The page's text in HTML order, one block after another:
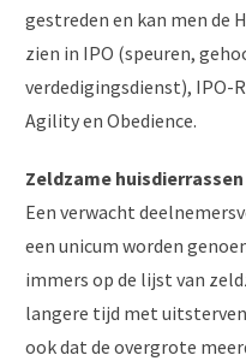
gestreden en kan men de
zien in IPO (speuren,
verdedigingsdienst), IPO-
Agility en Obedience.
Zeldzame huisdierrassen
Een verwacht
een unicum worden
immers op de lijst van
langere tijd met uitsterven
ook dat de overgrote